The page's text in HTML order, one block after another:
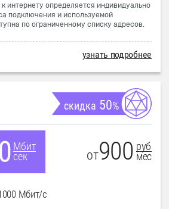
интернету определяется индивидуально
подключения и используемой
по ограниченному списку адресов.
узнать подробнее
скидка 50%
Мбит
сек
от900 руб
мес
Мбит/с